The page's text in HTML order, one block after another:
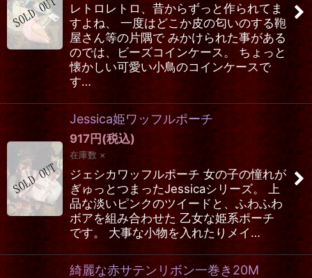
レトロレトロ、昔からずっと作られてま
すよね、 一度はどこか皮の匂いのする鞄
屋さん等の片隅で みかけられた事がある
のでは、ビーズコインケース。 ちょっと
懐かしい可愛い小鳥のコインケースで
す…
Jessica姫ワッフルポーチ
917円(税込)
在庫数 ×
ジェシカワッフルポーチ 女の子の憧れが
ぎゅっとつまったJessicaシリーズ。 上
品な淡いピンクのツイードと、ふわふわ
ボアを組み合わせた 乙女な姫系ポーチ
です。 大事な小物を入れたりメイ…
綺麗な赤サテンリボン一巻き20M